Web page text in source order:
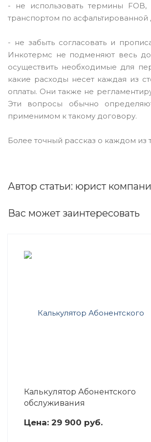
- не использовать термины
транспортом по
- не забыть согласовать и
Инкотермс не подменяют весь
осуществить необходимые для
какие расходы несет каждая из
оплаты. Они также не
Эти вопросы обычно
применимом к такому договору.
Более точный рассказ о каждом из
Автор статьи: юрист
Вас может заинтересовать
Калькулятор Абонентского
обслуживания
Цена: 29 900 руб.